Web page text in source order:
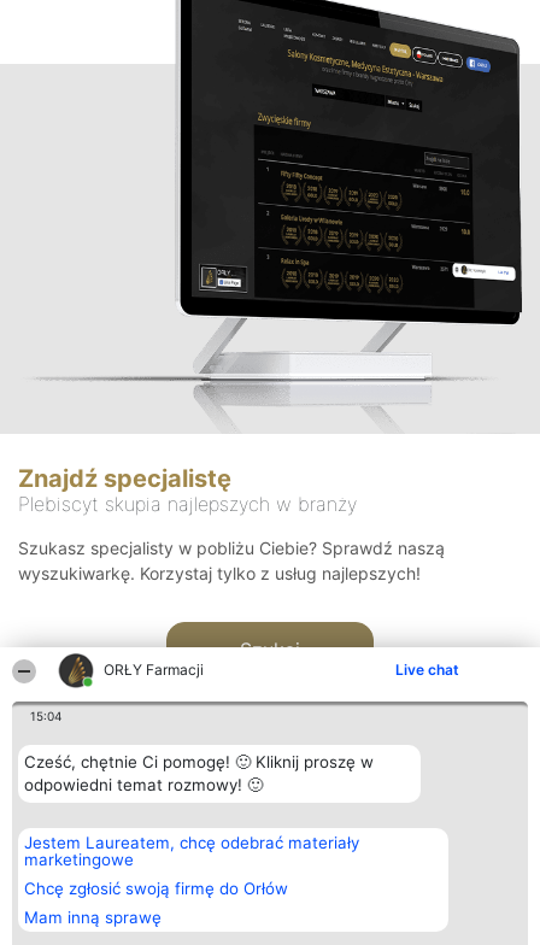
ORŁY Farmacji Live chat
15:04
Cześć, chętnie Ci pomogę! 🙂 Kliknij proszę w
odpowiedni temat rozmowy! 🙂
Jestem Laureatem, chcę odebrać materiały
marketingowe
Chcę zgłosić swoją firmę do Orłów
Mam inną sprawę
Znajdź specjalistę
Plebiscyt skupia najlepszych w branży
Szukasz specjalisty w pobliżu Ciebie? Sprawdź naszą
wyszukiwarkę. Korzystaj tylko z usług najlepszych!
Szukaj
Organizator plebiscytu
Bright Side Solutions sp. z o.
o. sp. k.
ul. Ruska 22
Wrocław 50-079
KRS 0000749100 | Regon
381313360 | NIP 8943132676
Plebiscyt
Laureaci
wszystkich
Laureatów
Regulamin
Kontakt
Kontakt